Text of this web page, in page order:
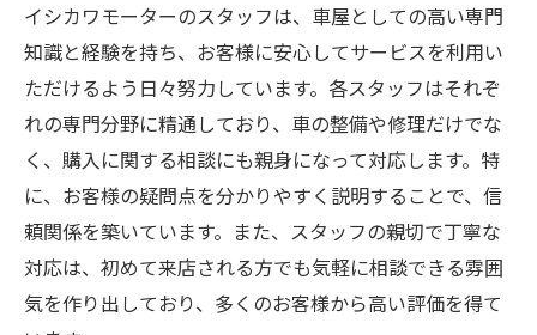
イシカワモーターのスタッフは、車屋としての高い専門
知識と経験を持ち、お客様に安心してサービスを利用い
ただけるよう日々努力しています。各スタッフはそれぞ
れの専門分野に精通しており、車の整備や修理だけでな
く、購入に関する相談にも親身になって対応します。特
に、お客様の疑問点を分かりやすく説明することで、信
頼関係を築いています。また、スタッフの親切で丁寧な
対応は、初めて来店される方でも気軽に相談できる雰囲
気を作り出しており、多くのお客様から高い評価を得て